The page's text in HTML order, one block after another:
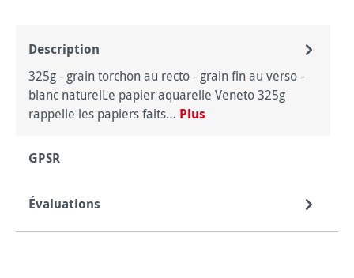
Description
325g - grain torchon au recto - grain fin au verso -
blanc naturelLe papier aquarelle Veneto 325g
rappelle les papiers faits… Plus
GPSR
Évaluations